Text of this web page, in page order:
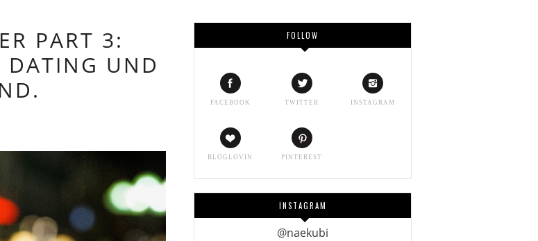
PART 3:
DATING UND
FOLLOW
FACEBOOK TWITTER INSTAGRAM
BLOGLOVIN PINTEREST
INSTAGRAM
@naekubi